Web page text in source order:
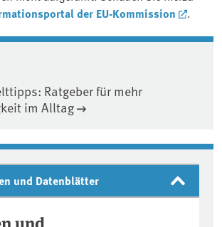
der EU-Kommission .
content
Ratgeber für mehr
im Alltag
und Datenblätter